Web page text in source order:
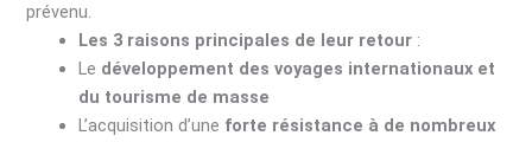
prévenu.
Les 3 raisons principales de leur retour :
Le développement des voyages internationaux et
du tourisme de masse
L’acquisition d’une forte résistance à de nombreux